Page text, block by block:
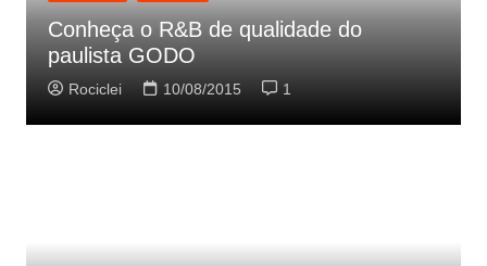
Conheça o R&B de qualidade do
paulista GODO
Rociclei 10/08/2015 1